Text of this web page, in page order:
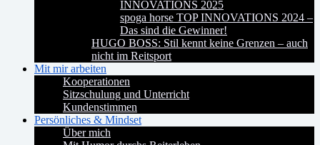
INNOVATIONS 2025
spoga horse TOP INNOVATIONS 2024 –
Das sind die Gewinner!
HUGO BOSS: Stil kennt keine Grenzen – auch
nicht im Reitsport
Mit mir arbeiten
Kooperationen
Sitzschulung und Unterricht
Kundenstimmen
Persönliches & Mindset
Über mich